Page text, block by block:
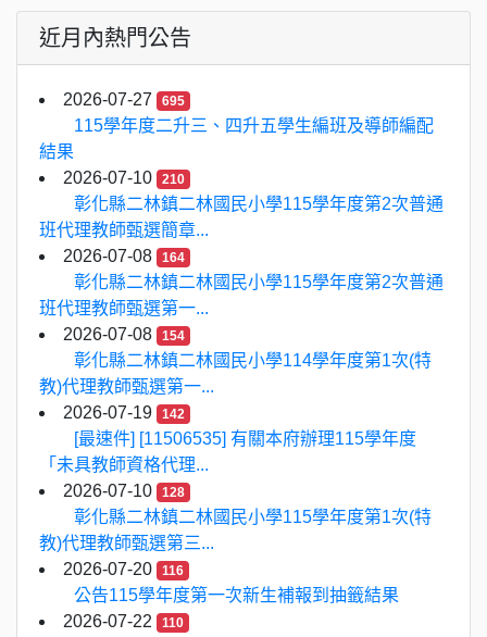
近月內熱門公告
2026-07-27 695
115學年度二升三、四升五學生編班及導師編配
結果
2026-07-10
210
彰化縣二林鎮二林國民小學115學年度第2次普通
班代理教師甄選簡章...
2026-07-08
164
彰化縣二林鎮二林國民小學115學年度第2次普通
班代理教師甄選第一...
2026-07-08
154
彰化縣二林鎮二林國民小學114學年度第1次(特
教)代理教師甄選第一...
2026-07-19
142
[最速件] [11506535] 有關本府辦理115學年度
「未具教師資格代理...
2026-07-10
128
彰化縣二林鎮二林國民小學115學年度第1次(特
教)代理教師甄選第三...
2026-07-20
116
公告115學年度第一次新生補報到抽籤結果
2026-07-22
110